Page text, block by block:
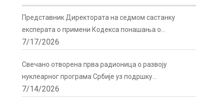
Представник Директората на седмом састанку
експерата о примени Кодекса понашања о
сигурности и безбедности радиоактивних извора у
7/17/2026
Свечано отворена прва радионица о развоју
нуклеарног програма Србије уз подршку
Директората
7/14/2026